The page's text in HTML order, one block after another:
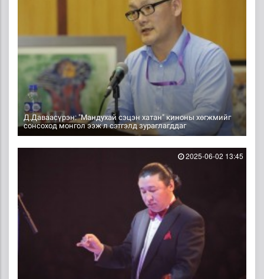
Д.Даваасүрэн: "Мандухай сэцэн хатан" киноны хөгжмийг
сонсоход монгол ээж л сэтгэлд зураглагддаг
2025-06-02 13:45